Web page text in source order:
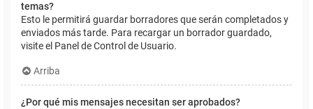
temas?
Esto le permitirá guardar borradores que serán completados y
enviados más tarde. Para recargar un borrador guardado,
visite el Panel de Control de Usuario.
Arriba
¿Por qué mis mensajes necesitan ser aprobados?